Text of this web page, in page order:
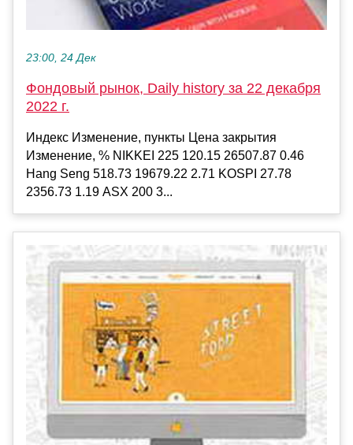
23:00, 24 Дек
Фондовый рынок, Daily history за 22 декабря
2022 г.
Индекс Изменение, пункты Цена закрытия
Изменение, % NIKKEI 225 120.15 26507.87 0.46
Hang Seng 518.73 19679.22 2.71 KOSPI 27.78
2356.73 1.19 ASX 200 3...